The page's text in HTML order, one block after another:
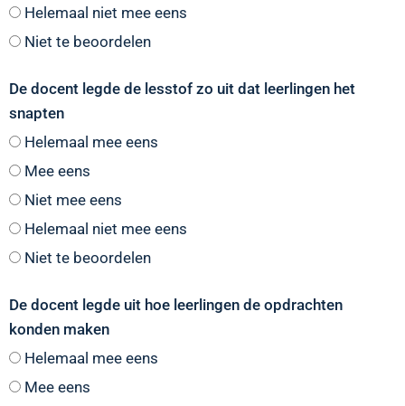
Helemaal niet mee eens
Niet te beoordelen
De docent legde de lesstof zo uit dat leerlingen het
snapten
Helemaal mee eens
Mee eens
Niet mee eens
Helemaal niet mee eens
Niet te beoordelen
De docent legde uit hoe leerlingen de opdrachten
konden maken
Helemaal mee eens
Mee eens